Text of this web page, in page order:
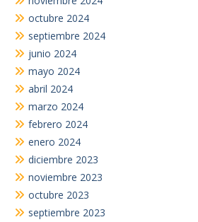
octubre 2024
septiembre 2024
junio 2024
mayo 2024
abril 2024
marzo 2024
febrero 2024
enero 2024
diciembre 2023
noviembre 2023
octubre 2023
septiembre 2023